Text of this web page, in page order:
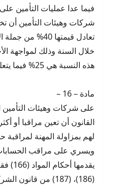
فيما عدا عمليات التأمين
شركات وهيئات التأمين أن
تعادل قيمتها
خلال السنة وذلك لمواجهة
هذه النسبة هي 25% فيما يتعلق بتأمين نقل البضائع.
مادة – 16 –
على شركات وهيئات التأمين
القانون أن تعين مراقبا أو
لهم بمزاولة المهنة لمراقبة
ويسري على مراقب
(186)، (187) من